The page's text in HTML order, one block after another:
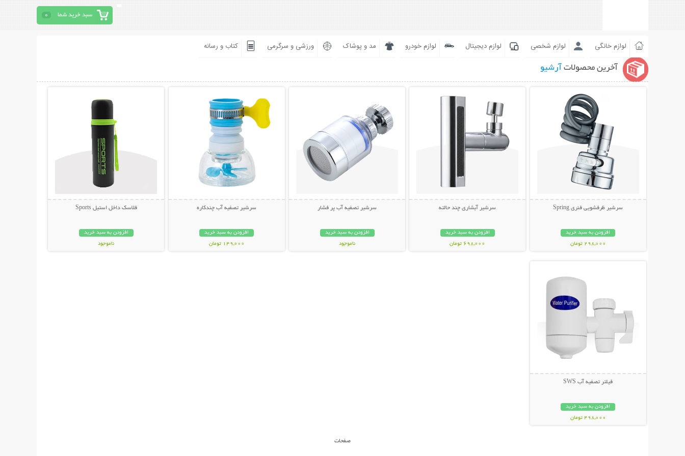
سبد خرید شما 0
لوازم خانگی لوازم شخصی لوازم دیجیتال لوازم خودرو مد و پوشاک ورزشی و سرگرمی کتاب و رسانه
آخرین محصولات آرشیو
سرشیر ظرفشویی فنری Spring
افزودن به سبد خرید
298,000 تومان
سرشیر آبشاری چند حالته
افزودن به سبد خرید
698,000 تومان
سرشیر تصفیه آب پر فشار
افزودن به سبد خرید
ناموجود
سرشیر تصفیه آب چندکاره
افزودن به سبد خرید
149,000 تومان
فلاسک داخل استیل Sports
افزودن به سبد خرید
ناموجود
فیلتر تصفيه آب SWS
افزودن به سبد خرید
498,000 تومان
صفحات